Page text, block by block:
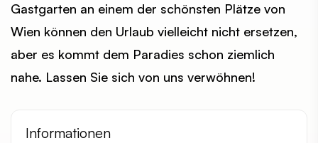
Gastgarten an einem der schönsten Plätze von
Wien können den Urlaub vielleicht nicht ersetzen,
aber es kommt dem Paradies schon ziemlich
nahe. Lassen Sie sich von uns verwöhnen!
Informationen